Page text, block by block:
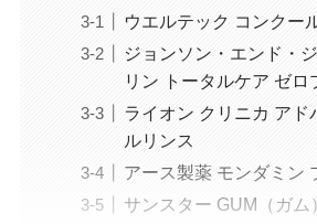
ウエルテック コンクー
ジョンソン・エンド・
リン トータルケア ゼロ
ライオン クリニカ アド
ルリンス
アース製薬 モンダミン
サンスター GUM（ガム